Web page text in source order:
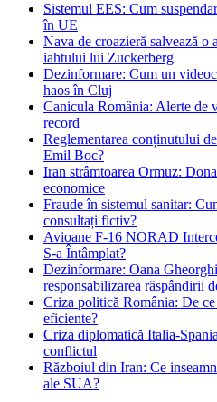
Sistemul EES: Cum
în UE
Nava de croazieră salvează
iahtului lui Zuckerberg
Dezinformare: Cum un
haos în Cluj
Canicula România: Alerte de
record
Reglementarea conținutului
Emil Boc?
Iran strâmtoarea Ormuz:
economice
Fraude în sistemul sanitar:
consultați fictiv?
Avioane F-16 NORAD
S-a Întâmplat?
Dezinformare: Oana
responsabilizarea răspândirii
Criza politică România: De
eficiente?
Criza diplomatică Italia-
conflictul
Războiul din Iran: Ce
ale SUA?